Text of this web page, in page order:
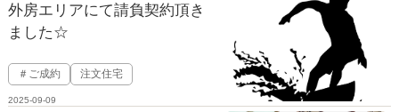
外房エリアにて請負契約頂き
ました☆
＃ご成約 注文住宅
2025-09-09